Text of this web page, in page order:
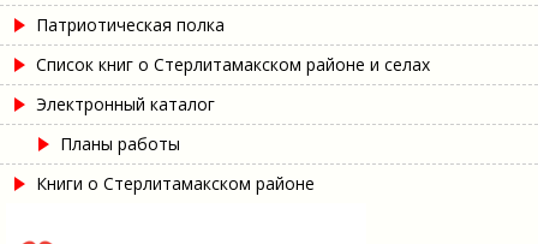
Патриотическая полка
Список книг о Стерлитамакском районе и селах
Электронный каталог
Планы работы
Книги о Стерлитамакском районе